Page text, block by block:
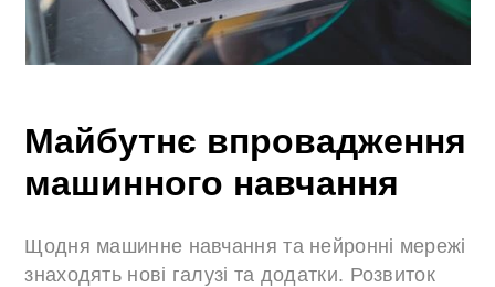
Майбутнє впровадження
машинного навчання
Щодня машинне навчання та нейронні мережі
знаходять нові галузі та додатки. Розвиток